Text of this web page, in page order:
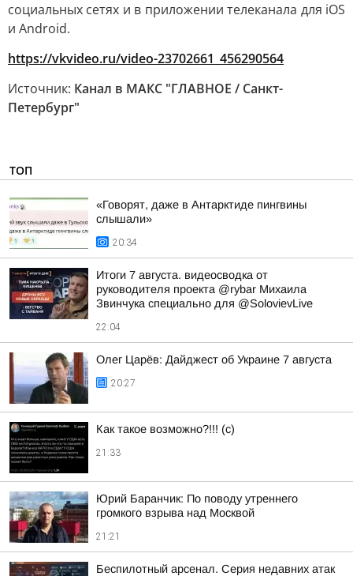
социальных сетях и в приложении телеканала для iOS
и Android.
https://vkvideo.ru/video-23702661_456290564
Источник: Канал в МАКС "ГЛАВНОЕ / Санкт-
Петербург"
ТОП
«Говорят, даже в Антарктиде пингвины
слышали»
20:34
Итоги 7 августа. видеосводка от
руководителя проекта @rybar Михаила
Звинчука специально для @SolovievLive
22:04
Олег Царёв: Дайджест об Украине 7 августа
20:27
Как такое возможно?!!! (c)
21:33
Юрий Баранчик: По поводу утреннего
громкого взрыва над Москвой
21:21
Беспилотный арсенал. Серия недавних атак